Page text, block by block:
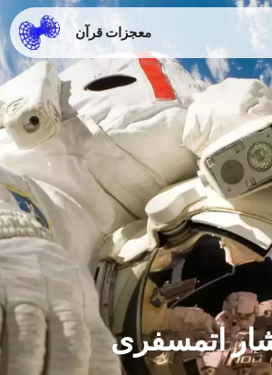
معجزات قرآن
اتمسفری